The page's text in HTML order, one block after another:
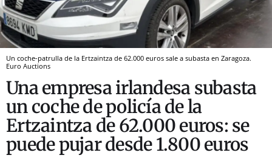
Un coche-patrulla de la Ertzaintza de 62.000 euros sale a subasta en Zaragoza.
Euro Auctions
Una empresa irlandesa subasta
un coche de policía de la
Ertzaintza de 62.000 euros: se
puede pujar desde 1.800 euros